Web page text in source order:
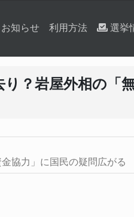
お知らせ 利用方法 選挙
？岩屋外相の「
協力」に国民の疑問広がる